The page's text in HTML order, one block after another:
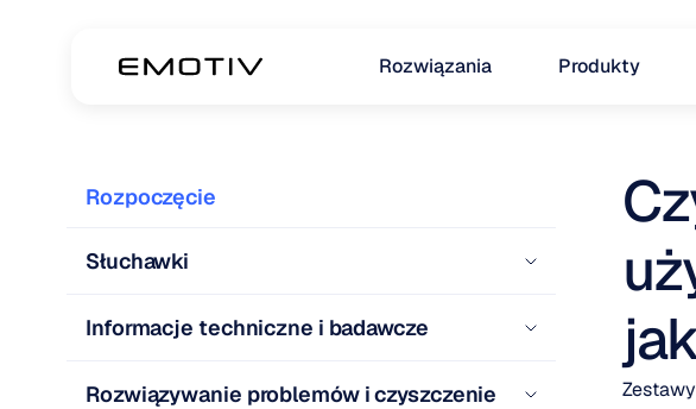
Rozwiązania Produkty
Rozpoczęcie
Słuchawki
Informacje techniczne i badawcze
Rozwiązywanie problemów i czyszczenie